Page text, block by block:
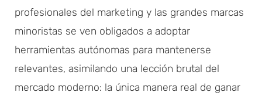
profesionales del marketing y las grandes marcas
minoristas se ven obligados a adoptar
herramientas autónomas para mantenerse
relevantes, asimilando una lección brutal del
mercado moderno: la única manera real de ganar